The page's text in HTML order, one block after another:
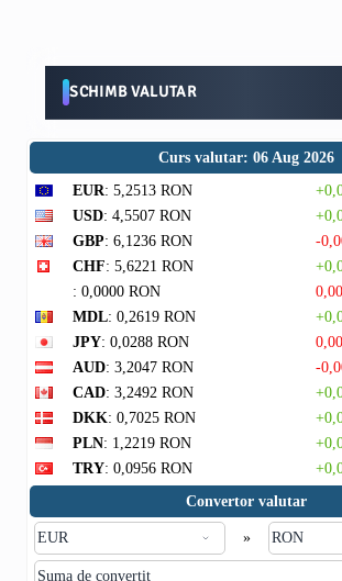
SCHIMB VALUTAR
Curs valutar: 06 Aug 2026
EUR: 5,2513 RON
USD: 4,5507 RON
GBP: 6,1236 RON
-
CHF: 5,6221 RON
: 0,0000 RON
MDL: 0,2619 RON
JPY: 0,0288 RON
AUD: 3,2047 RON
-
CAD: 3,2492 RON
DKK: 0,7025 RON
PLN: 1,2219 RON
TRY: 0,0956 RON
Convertor valutar
»